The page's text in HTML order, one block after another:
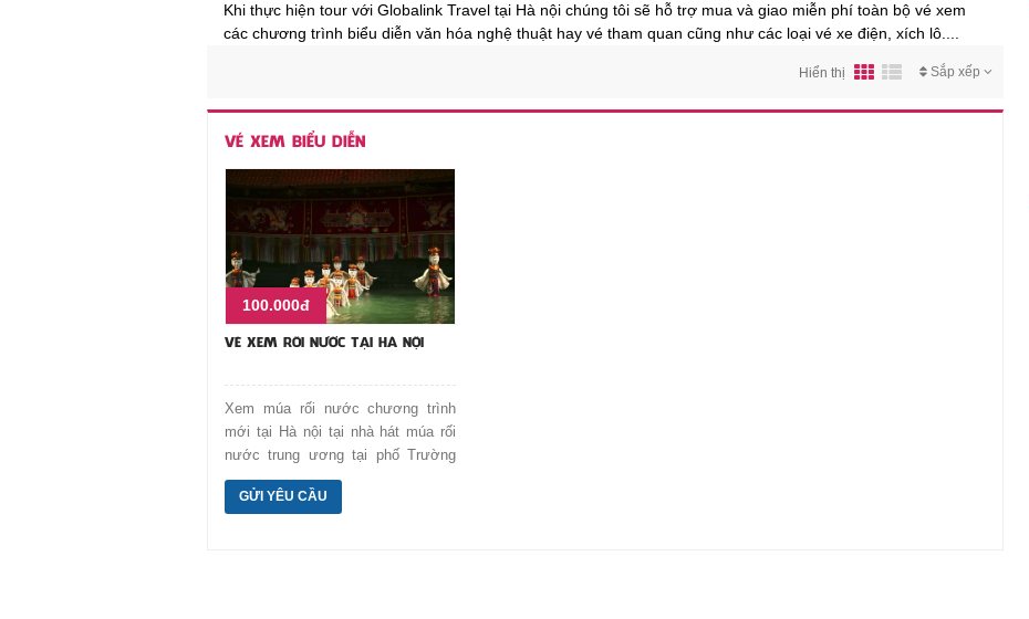
Khi thực hiện tour với Globalink Travel tại Hà nội chúng tôi sẽ hỗ trợ mua và giao miễn phí toàn bộ vé xem
các chương trình biểu diễn văn hóa nghệ thuật hay vé tham quan cũng như các loại vé xe điện, xích lô....
Sắp xếp
Hiển thị
VÉ XEM BIỂU DIỄN
100.000đ
VÉ XEM RỐI NƯỚC TẠI HÀ NỘI
Xem múa rối nước chương trình
mới tại Hà nội tại nhà hát múa rối
nước trung ương tại phố Trường
Chinh. Nghệ thuật kết hợp truyền
thống và đương đại.
GỬI YÊU CẦU